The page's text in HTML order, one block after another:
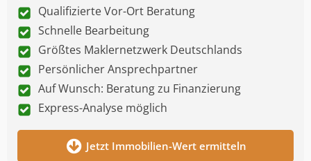
Qualifizierte Vor-Ort Beratung
Schnelle Bearbeitung
Größtes Maklernetzwerk Deutschlands
Persönlicher Ansprechpartner
Auf Wunsch: Beratung zu Finanzierung
Express-Analyse möglich
Jetzt Immobilien-Wert ermitteln